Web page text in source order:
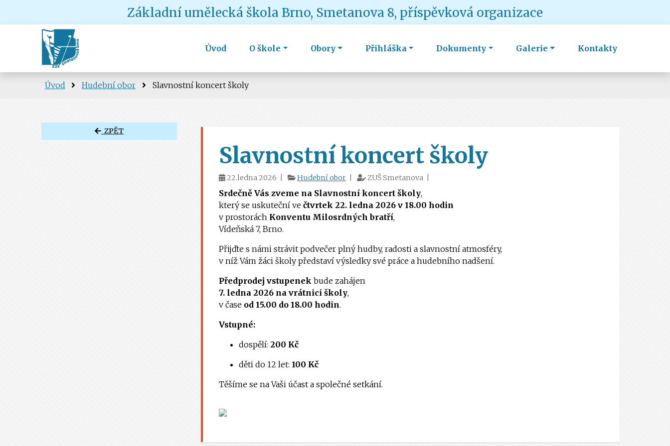
Základní umělecká škola Brno, Smetanova 8, příspěvková organizace
Úvod O škole Obory Přihláška Dokumenty Galerie Kontakty
Úvod Hudební obor Slavnostní koncert školy
Slavnostní koncert školy
22.ledna 2026 | Hudební obor | ZUŠ Smetanova |
Srdečně Vás zveme na Slavnostní koncert školy,
který se uskuteční večtvrtek 22. ledna 2026 v 18.00 hodin
v prostorách Konventu Milosrdných bratří,
Vídeňská 7, Brno.
Přijďte s námi strávit podvečer plný hudby, radosti a slavnostní atmosféry,
v níž Vám žáci školy představí výsledky své práce a hudebního nadšení.
Předprodej vstupenek bude zahájen
7. ledna 2026 na vrátnici školy,
v čase od 15.00 do 18.00 hodin.
Vstupné:
dospělí:200 Kč
děti do 12 let:100 Kč
Těšíme se na Vaši účast a společné setkání.
ZPĚT